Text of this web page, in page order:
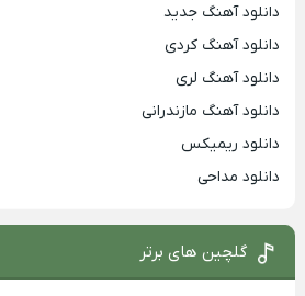
دانلود آهنگ جدید
دانلود آهنگ کردی
دانلود آهنگ لری
دانلود آهنگ مازندرانی
دانلود ریمیکس
دانلود مداحی
گلچین های برتر